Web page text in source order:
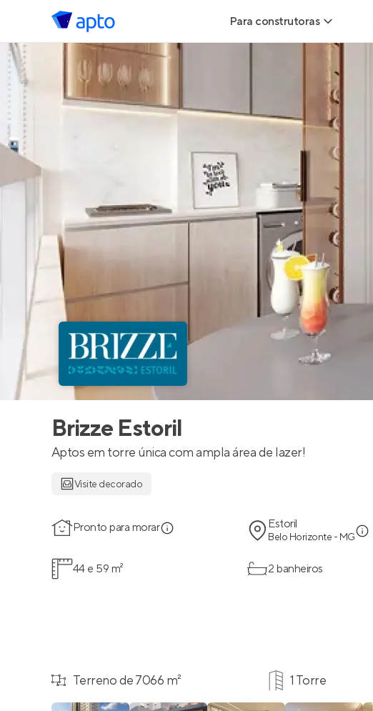
Para construtoras
Geração de Leads
Geração de Visitas
Geração de Vendas
Maiores Construtoras
Parcerias Imobiliárias
Anunciar Imóveis
Brizze Estoril
Aptos em torre única com ampla área de lazer!
Visite decorado
Pronto para morar Estoril
Belo Horizonte - MG
44 e 59 m² 2 banheiros
Terreno de 7066 m² 1 Torre